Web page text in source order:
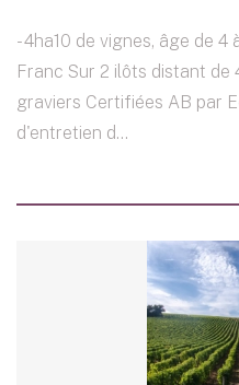
- 4ha10 de vignes, âge de
Franc Sur 2 ilôts distant de
graviers Certifiées AB par
d'entretien d...